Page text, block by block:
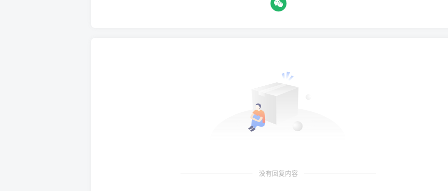
没有回复内容